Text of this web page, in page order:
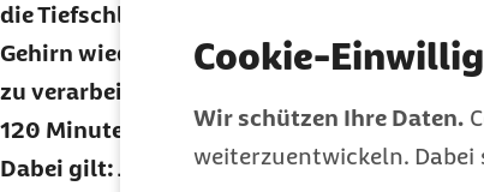
Cookie-
Wir schützen Ihre Daten.
weiterzuentwickeln. Dabei
die Tiefschlafphase ein. Ihr wiederum folgt
Gehirn wieder sehr aktiv wird, um die
zu verarbeiten. Diese beiden Phasen
120 Minuten und wiederholen sich pro
Dabei gilt: Je mehr Tiefschlafphasen wir